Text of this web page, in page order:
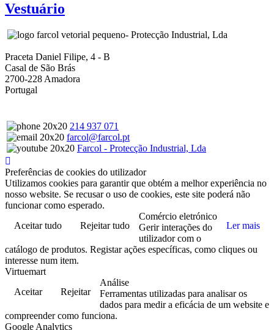
Vestuário
- Protecção Industrial, Lda
Praceta Daniel Filipe, 4 - B
Casal de São Brás
2700-228 Amadora
Portugal
214 937 071
farcol@farcol.pt
Farcol - Protecção Industrial, Lda
Preferências de cookies do utilizador
Utilizamos cookies para garantir que obtém a melhor experiência no
nosso website. Se recusar o uso de cookies, este site poderá não
funcionar como esperado.
Aceitar tudo
Rejeitar tudo Ler mais
Comércio eletrónico
Gerir interações do
utilizador com o
catálogo de produtos. Registar ações específicas, como cliques ou
interesse num item.
Virtuemart
Aceitar
Rejeitar
Análise
Ferramentas utilizadas para analisar os
dados para medir a eficácia de um website e
compreender como funciona.
Google Analytics